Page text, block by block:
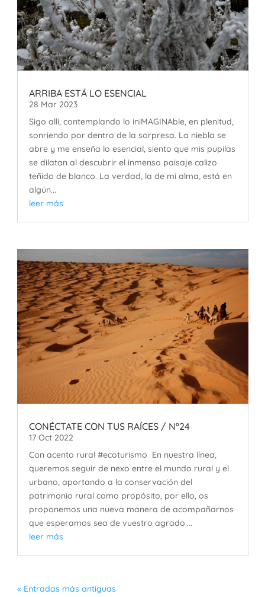
ARRIBA ESTÁ LO ESENCIAL
28 Mar 2023
Sigo allí, contemplando lo iniMAGINAble, en plenitud,
sonriendo por dentro de la sorpresa. La niebla se
abre y me enseña lo esencial, siento que mis pupilas
se dilatan al descubrir el inmenso paisaje calizo
teñido de blanco. La verdad, la de mi alma, está en
algún...
leer más
CONÉCTATE CON TUS RAÍCES / Nº24
17 Oct 2022
Con acento rural #ecoturismo En nuestra línea,
queremos seguir de nexo entre el mundo rural y el
urbano, aportando a la conservación del
patrimonio rural como propósito, por ello, os
proponemos una nueva manera de acompañarnos
que esperamos sea de vuestro agrado....
leer más
« Entradas más antiguas